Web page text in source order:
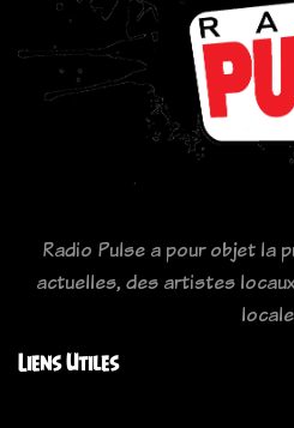
Radio Pulse a pour objet la
actuelles, des artistes
Liens Utiles